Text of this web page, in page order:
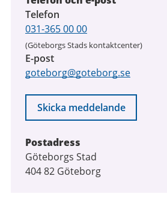
Telefon
031-365 00 00
(Göteborgs Stads kontaktcenter)
E-post
goteborg@goteborg.se
Skicka meddelande
Postadress
Göteborgs Stad
404 82 Göteborg